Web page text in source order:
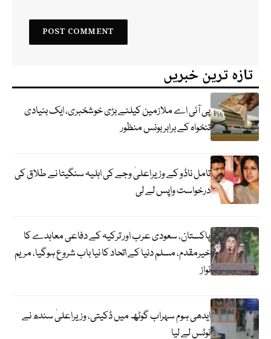
تازہ ترین خبریں
پی آئی اے ملازمین کیلئے بڑی خوشخبری، ایک بنیادی
تنخواہ کے برابر بونس منظور
تامل ناڈو کے وزیراعلیٰ وجے کی اہلیہ سنگیتا نے طلاق کی
درخواست واپس لے لی
پاکستان، سعودی عرب اور ترکیہ کے دفاعی معاہدے کا
خیرمقدم، مسلم دنیا کے اتحاد کا نیا باب شروع ہوگیا، مریم
نواز
ایدھی ہوم سہراب گوٹھ میں ڈکیتی، وزیراعلیٰ سندھ نے
نوٹس لے لیا